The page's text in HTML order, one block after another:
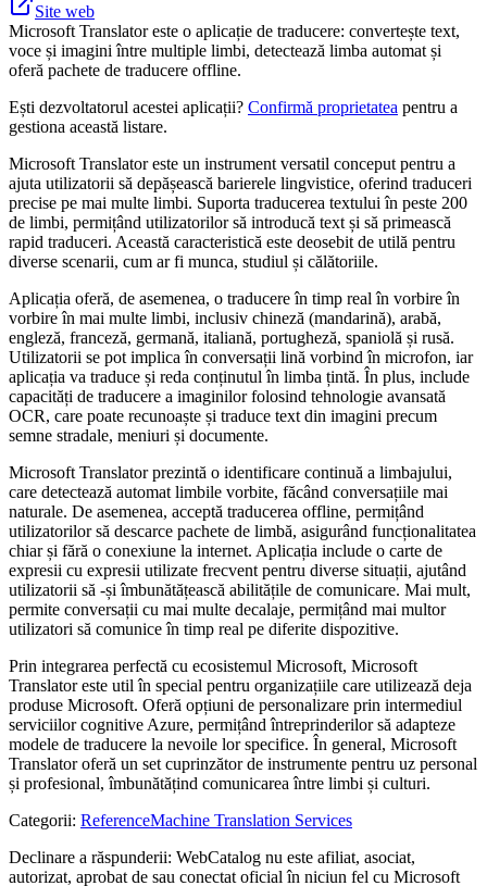
Site web
Microsoft Translator este o aplicație de traducere: convertește text,
voce și imagini între multiple limbi, detectează limba automat și
oferă pachete de traducere offline.
Ești dezvoltatorul acestei aplicații? Confirmă proprietatea pentru a
gestiona această listare.
Microsoft Translator este un instrument versatil conceput pentru a
ajuta utilizatorii să depășească barierele lingvistice, oferind traduceri
precise pe mai multe limbi. Suporta traducerea textului în peste 200
de limbi, permițând utilizatorilor să introducă text și să primească
rapid traduceri. Această caracteristică este deosebit de utilă pentru
diverse scenarii, cum ar fi munca, studiul și călătoriile.
Aplicația oferă, de asemenea, o traducere în timp real în vorbire în
vorbire în mai multe limbi, inclusiv chineză (mandarină), arabă,
engleză, franceză, germană, italiană, portugheză, spaniolă și rusă.
Utilizatorii se pot implica în conversații lină vorbind în microfon, iar
aplicația va traduce și reda conținutul în limba țintă. În plus, include
capacități de traducere a imaginilor folosind tehnologie avansată
OCR, care poate recunoaște și traduce text din imagini precum
semne stradale, meniuri și documente.
Microsoft Translator prezintă o identificare continuă a limbajului,
care detectează automat limbile vorbite, făcând conversațiile mai
naturale. De asemenea, acceptă traducerea offline, permițând
utilizatorilor să descarce pachete de limbă, asigurând funcționalitatea
chiar și fără o conexiune la internet. Aplicația include o carte de
expresii cu expresii utilizate frecvent pentru diverse situații, ajutând
utilizatorii să -și îmbunătățească abilitățile de comunicare. Mai mult,
permite conversații cu mai multe decalaje, permițând mai multor
utilizatori să comunice în timp real pe diferite dispozitive.
Prin integrarea perfectă cu ecosistemul Microsoft, Microsoft
Translator este util în special pentru organizațiile care utilizează deja
produse Microsoft. Oferă opțiuni de personalizare prin intermediul
serviciilor cognitive Azure, permițând întreprinderilor să adapteze
modele de traducere la nevoile lor specifice. În general, Microsoft
Translator oferă un set cuprinzător de instrumente pentru uz personal
și profesional, îmbunătățind comunicarea între limbi și culturi.
Categorii: ReferenceMachine Translation Services
Declinare a răspunderii: WebCatalog nu este afiliat, asociat,
autorizat, aprobat de sau conectat oficial în niciun fel cu Microsoft